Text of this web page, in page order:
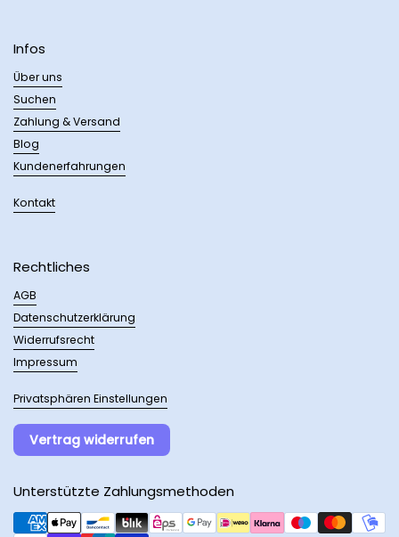
Infos
Über uns
Suchen
Zahlung & Versand
Blog
Kundenerfahrungen
Kontakt
Rechtliches
AGB
Datenschutzerklärung
Widerrufsrecht
Impressum
Privatsphären Einstellungen
Vertrag widerrufen
Unterstützte Zahlungsmethoden